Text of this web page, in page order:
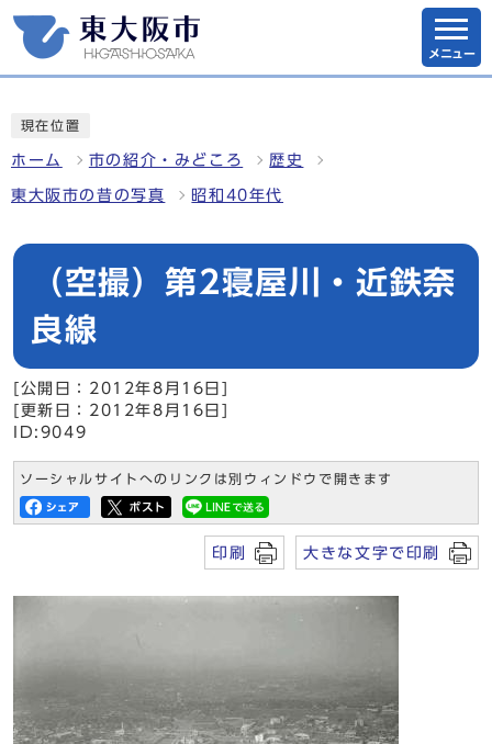
メニュー
現在位置
ホーム 市の紹介・みどころ 歴史
東大阪市の昔の写真 昭和40年代
（空撮）第2寝屋川・近鉄奈
良線
[公開日：2012年8月16日]
[更新日：2012年8月16日]
ID:9049
ソーシャルサイトへのリンクは別ウィンドウで開きます
印刷 大きな文字で印刷